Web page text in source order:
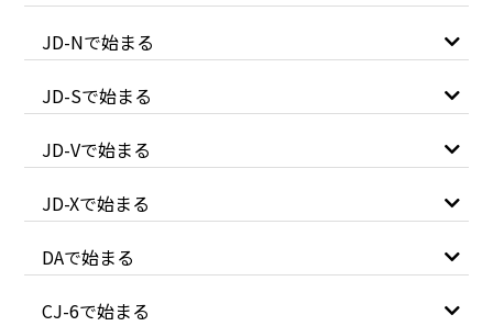
JD-Nで始まる
JD-Sで始まる
JD-Vで始まる
JD-Xで始まる
DAで始まる
CJ-6で始まる